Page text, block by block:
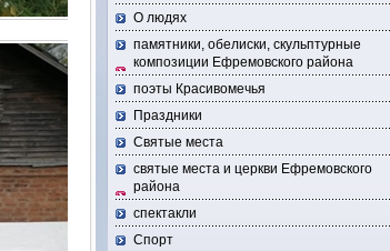
О людях
памятники, обелиски, скульптурные
композиции Ефремовского района
поэты Красивомечья
Праздники
Святые места
святые места и церкви Ефремовского
района
спектакли
Спорт